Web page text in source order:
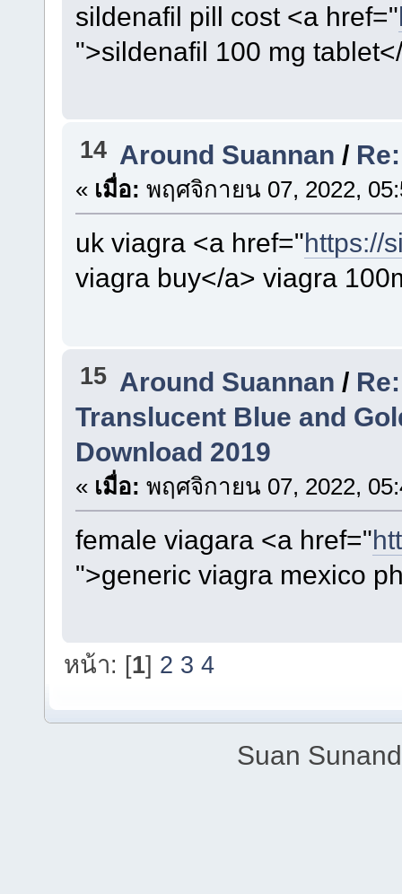
sildenafil pill cost <a href="
">sildenafil 100 mg
14 Around Suannan /
« เมื่อ: พฤศจิกายน 07, 2022,
uk viagra <a href="https://
viagra buy</a> viagra
15 Around Suannan /
Translucent Blue and
Download 2019
« เมื่อ: พฤศจิกายน 07, 2022,
female viagara <a href="
">generic viagra mexico
หน้า: [1] 2 3 4
Suan